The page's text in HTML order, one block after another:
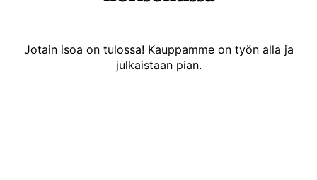
Jotain isoa on tulossa! Kauppamme on työn alla ja
julkaistaan pian.